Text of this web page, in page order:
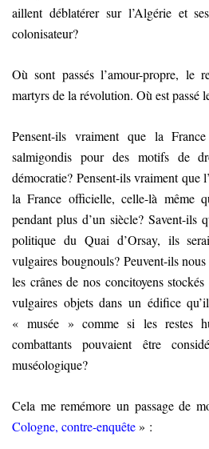
aillent déblatérer sur l’Algérie et
colonisateur?
Où sont passés l’amour-propre, le
martyrs de la révolution. Où est passé
Pensent-ils vraiment que la
salmigondis pour des motifs de
démocratie? Pensent-ils vraiment que
la France officielle, celle-là même
pendant plus d’un siècle? Savent-ils
politique du Quai d’Orsay, ils
vulgaires bougnouls? Peuvent-ils
les crânes de nos concitoyens
vulgaires objets dans un édifice
« musée » comme si les restes
combattants pouvaient être
muséologique?
Cela me remémore un passage de
Cologne, contre-enquête» :